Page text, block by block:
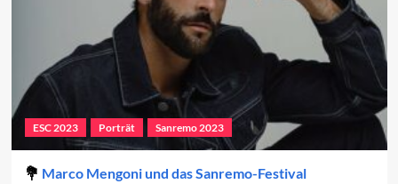
ESC 2023 Porträt Sanremo 2023
Marco Mengoni und das Sanremo-Festival